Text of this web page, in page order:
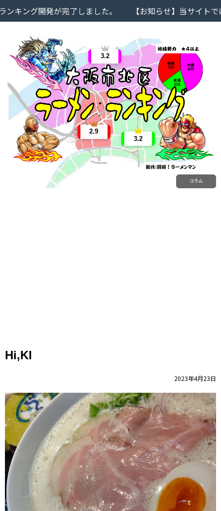
ング開発が完了しました。 【お知らせ】当サイトで
3.2
3.2
2.9
コラム
Hi,KI
2023年4月23日